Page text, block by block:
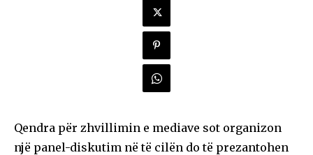
Qendra për zhvillimin e mediave sot organizon
një panel-diskutim në të cilën do të prezantohen